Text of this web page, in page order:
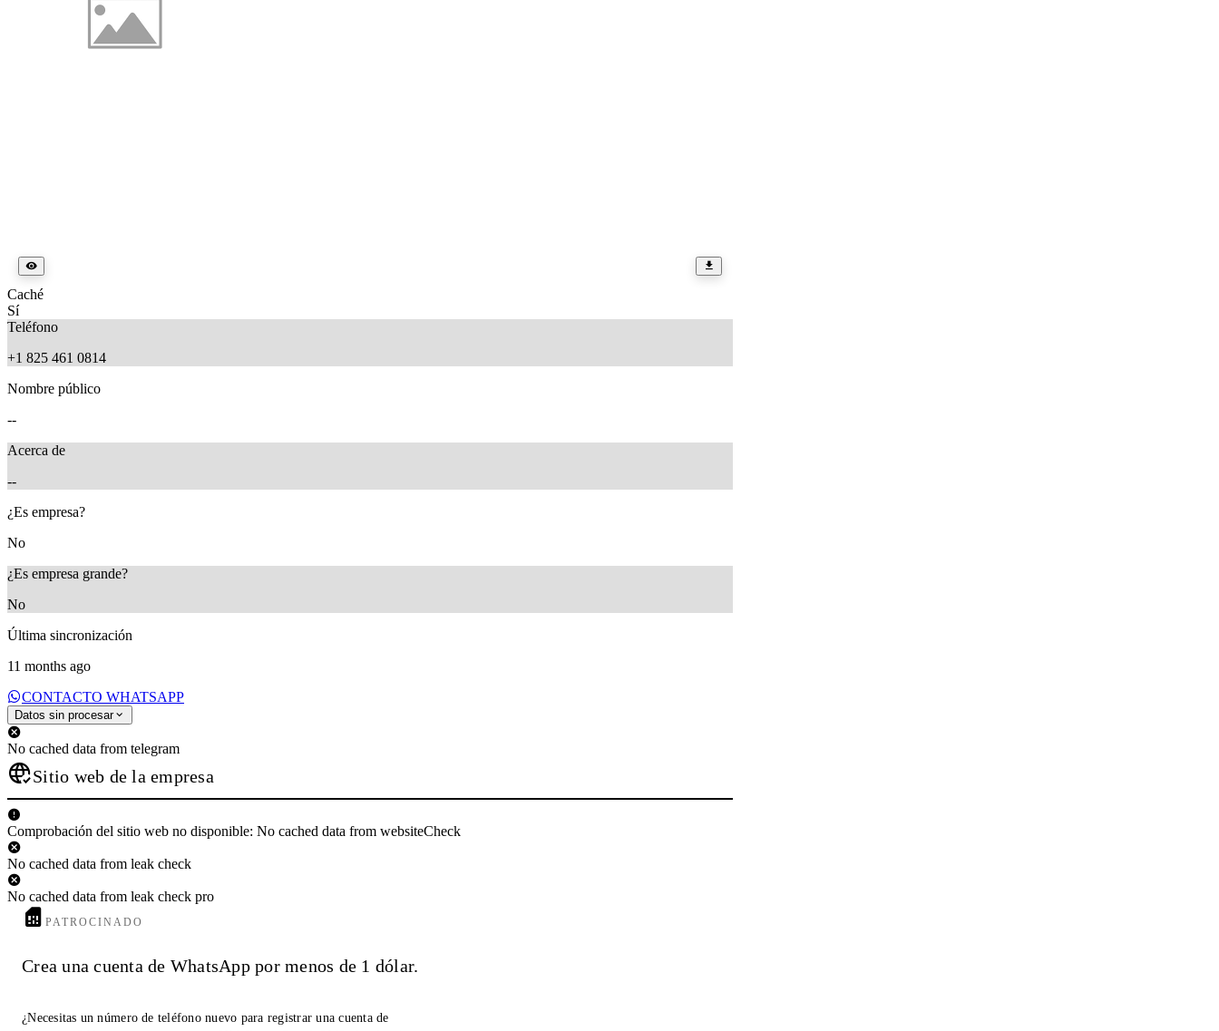
Caché
Sí
Teléfono
+1 825 461 0814
Nombre público
--
Acerca de
--
¿Es empresa?
No
¿Es empresa grande?
No
Última sincronización
11 months ago
CONTACTO WHATSAPP
Datos sin procesar
No cached data from telegram
Sitio web de la empresa
Comprobación del sitio web no disponible: No cached data from websiteCheck
No cached data from leak check
No cached data from leak check pro
PATROCINADO
Crea una cuenta de WhatsApp por menos de 1 dólar.
¿Necesitas un número de teléfono nuevo para registrar una cuenta de